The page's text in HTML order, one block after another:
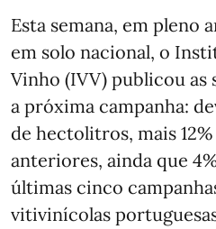
Esta semana, em pleno
em solo nacional, o
Vinho (IVV) publicou as
a próxima campanha:
de hectolitros, mais
anteriores, ainda que
últimas cinco
vitivinícolas